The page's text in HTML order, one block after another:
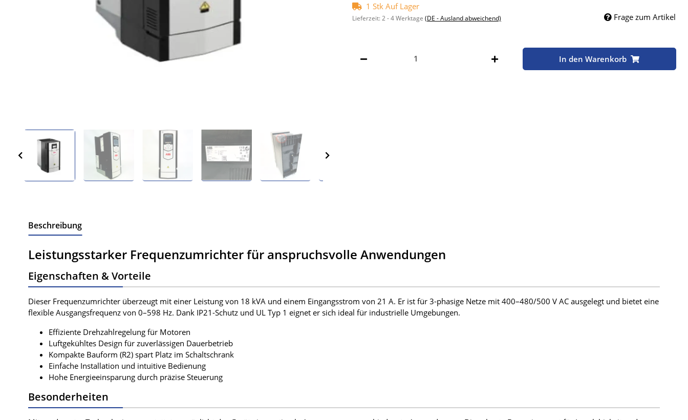
1 Stk Auf Lager
Lieferzeit:2 - 4 Werktage (DE - Ausland abweichend) Frage zum Artikel
In den Warenkorb
Beschreibung
Leistungsstarker Frequenzumrichter für anspruchsvolle Anwendungen
Eigenschaften & Vorteile
Dieser Frequenzumrichter überzeugt mit einer Leistung von 18 kVA und einem Eingangsstrom von 21 A. Er ist für 3-phasige Netze mit 400–480/500 V AC ausgelegt und bietet eine
flexible Ausgangsfrequenz von 0–598 Hz. Dank IP21-Schutz und UL Typ 1 eignet er sich ideal für industrielle Umgebungen.
Effiziente Drehzahlregelung für Motoren
Luftgekühltes Design für zuverlässigen Dauerbetrieb
Kompakte Bauform (R2) spart Platz im Schaltschrank
Einfache Installation und intuitive Bedienung
Hohe Energieeinsparung durch präzise Steuerung
Besonderheiten